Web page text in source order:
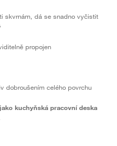
skvrnám, dá se snadno vyčistit
propojen
dobroušením celého povrchu
kuchyňská pracovní deska